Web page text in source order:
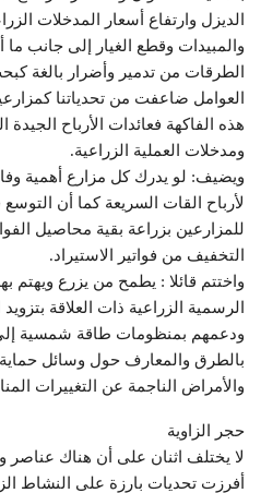
الديزل وارتفاع أسعار المدخلات
والمبيدات وقطع الغيار إلى جانب
الطرقات من تدمير وأضرار بالغة
العوامل ضاعفت من تحدياتنا
هذه الفاكهة فعائدات الأرباح
ومدخلات العملية الزراعية.
ويضيف: لو يدرك كل مزارع أهمية
لأرباح القات السريعة كما أن
للمزارعين بزراعة بقية محاصيل
التخفيف من فواتير الاستيراد.
واختتم قائلا : يطمح من يزرع ويهتم
الرسمية الزراعية ذات العلاقة
ودعمهم بمنظومات طاقة شمسية
بالطرق والمعارف حول وسائل حماية
والأمراض الناجمة عن التغييرات
حجر الزاوية
لا يختلف اثنان على أن هناك
أفرزت تحديات بارزة على النشاط